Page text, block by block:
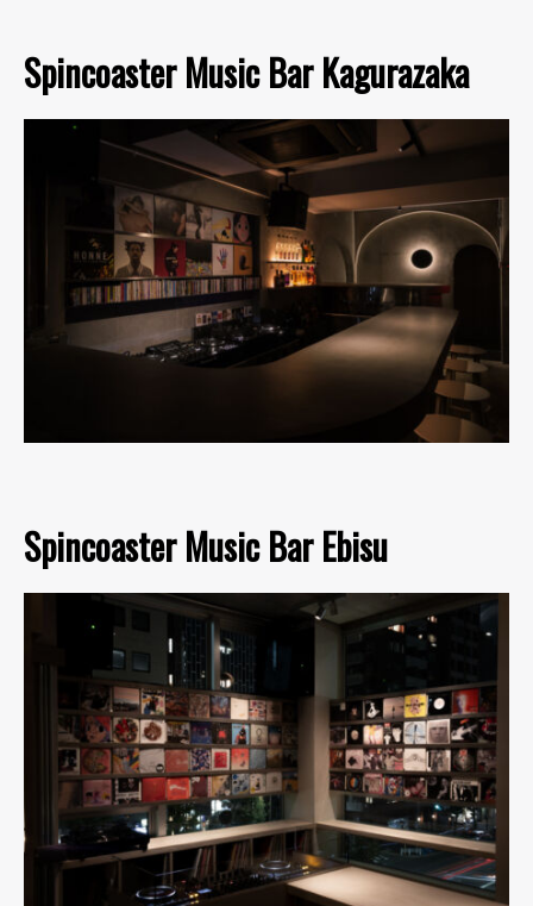
Spincoaster Music Bar Kagurazaka
Spincoaster Music Bar Ebisu